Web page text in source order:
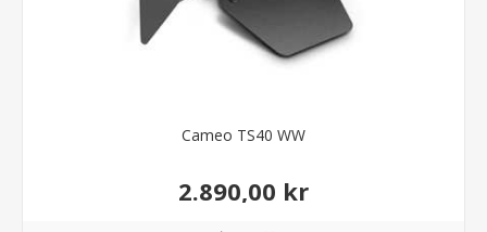
Cameo TS40 WW
2.890,00 kr